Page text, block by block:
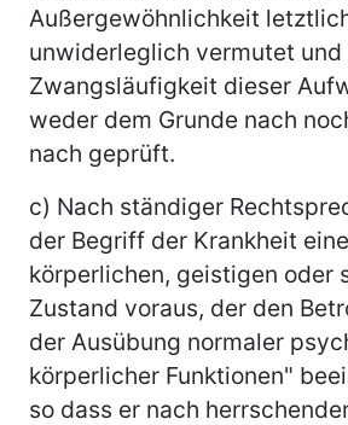
Außergewöhnlichkeit
unwiderleglich vermutet und
Zwangsläufigkeit dieser
weder dem Grunde nach
nach geprüft.
c) Nach ständiger
der Begriff der Krankheit
körperlichen, geistigen oder
Zustand voraus, der den
der Ausübung normaler
körperlicher Funktionen"
so dass er nach